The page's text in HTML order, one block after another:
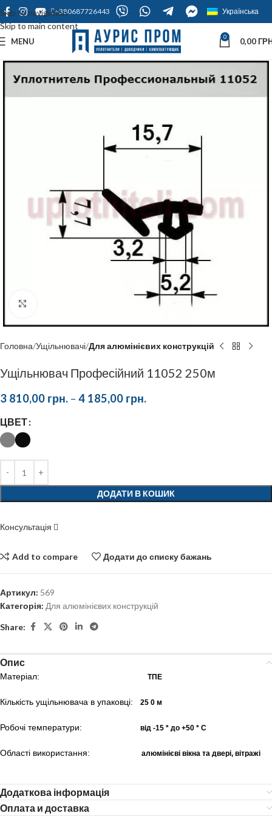
Skip to navigation
Skip to main content
+380687726443 Українська
MENU 0 0,00
Головна Ущільнювачі Для алюмінієвих конструкцій
Ущільнювач Професійний 11052 250м
3 810,00 грн. – 4 185,00 грн.
ЦВЕТ
ДОДАТИ В КОШИК
Консультація
Add to compare Додати до списку бажань
Артикул: 569
Категорія: Для алюмінієвих конструкцій
Share:
Опис
Матеріал: ТПЕ
Кількість ущільнювача в упаковці: 25 0 м
Робочі температури: від -15 * до +50 * С
Області використання: алюмінієві вікна та двері, вітражі
Додаткова інформація
Оплата и доставка